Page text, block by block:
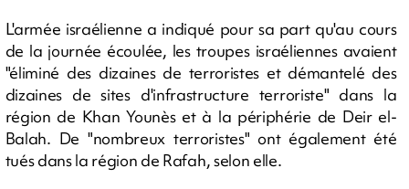
L'armée israélienne a indiqué pour sa part qu'au cours
de la journée écoulée, les troupes israéliennes avaient
"éliminé des dizaines de terroristes et démantelé des
dizaines de sites d'infrastructure terroriste" dans la
région de Khan Younès et à la périphérie de Deir el-
Balah. De "nombreux terroristes" ont également été
tués dans la région de Rafah, selon elle.